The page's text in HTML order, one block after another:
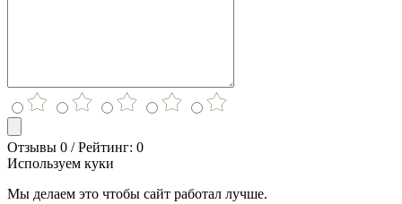
Отзывы 0 / Рейтинг: 0
Используем куки
Мы делаем это чтобы сайт работал лучше.